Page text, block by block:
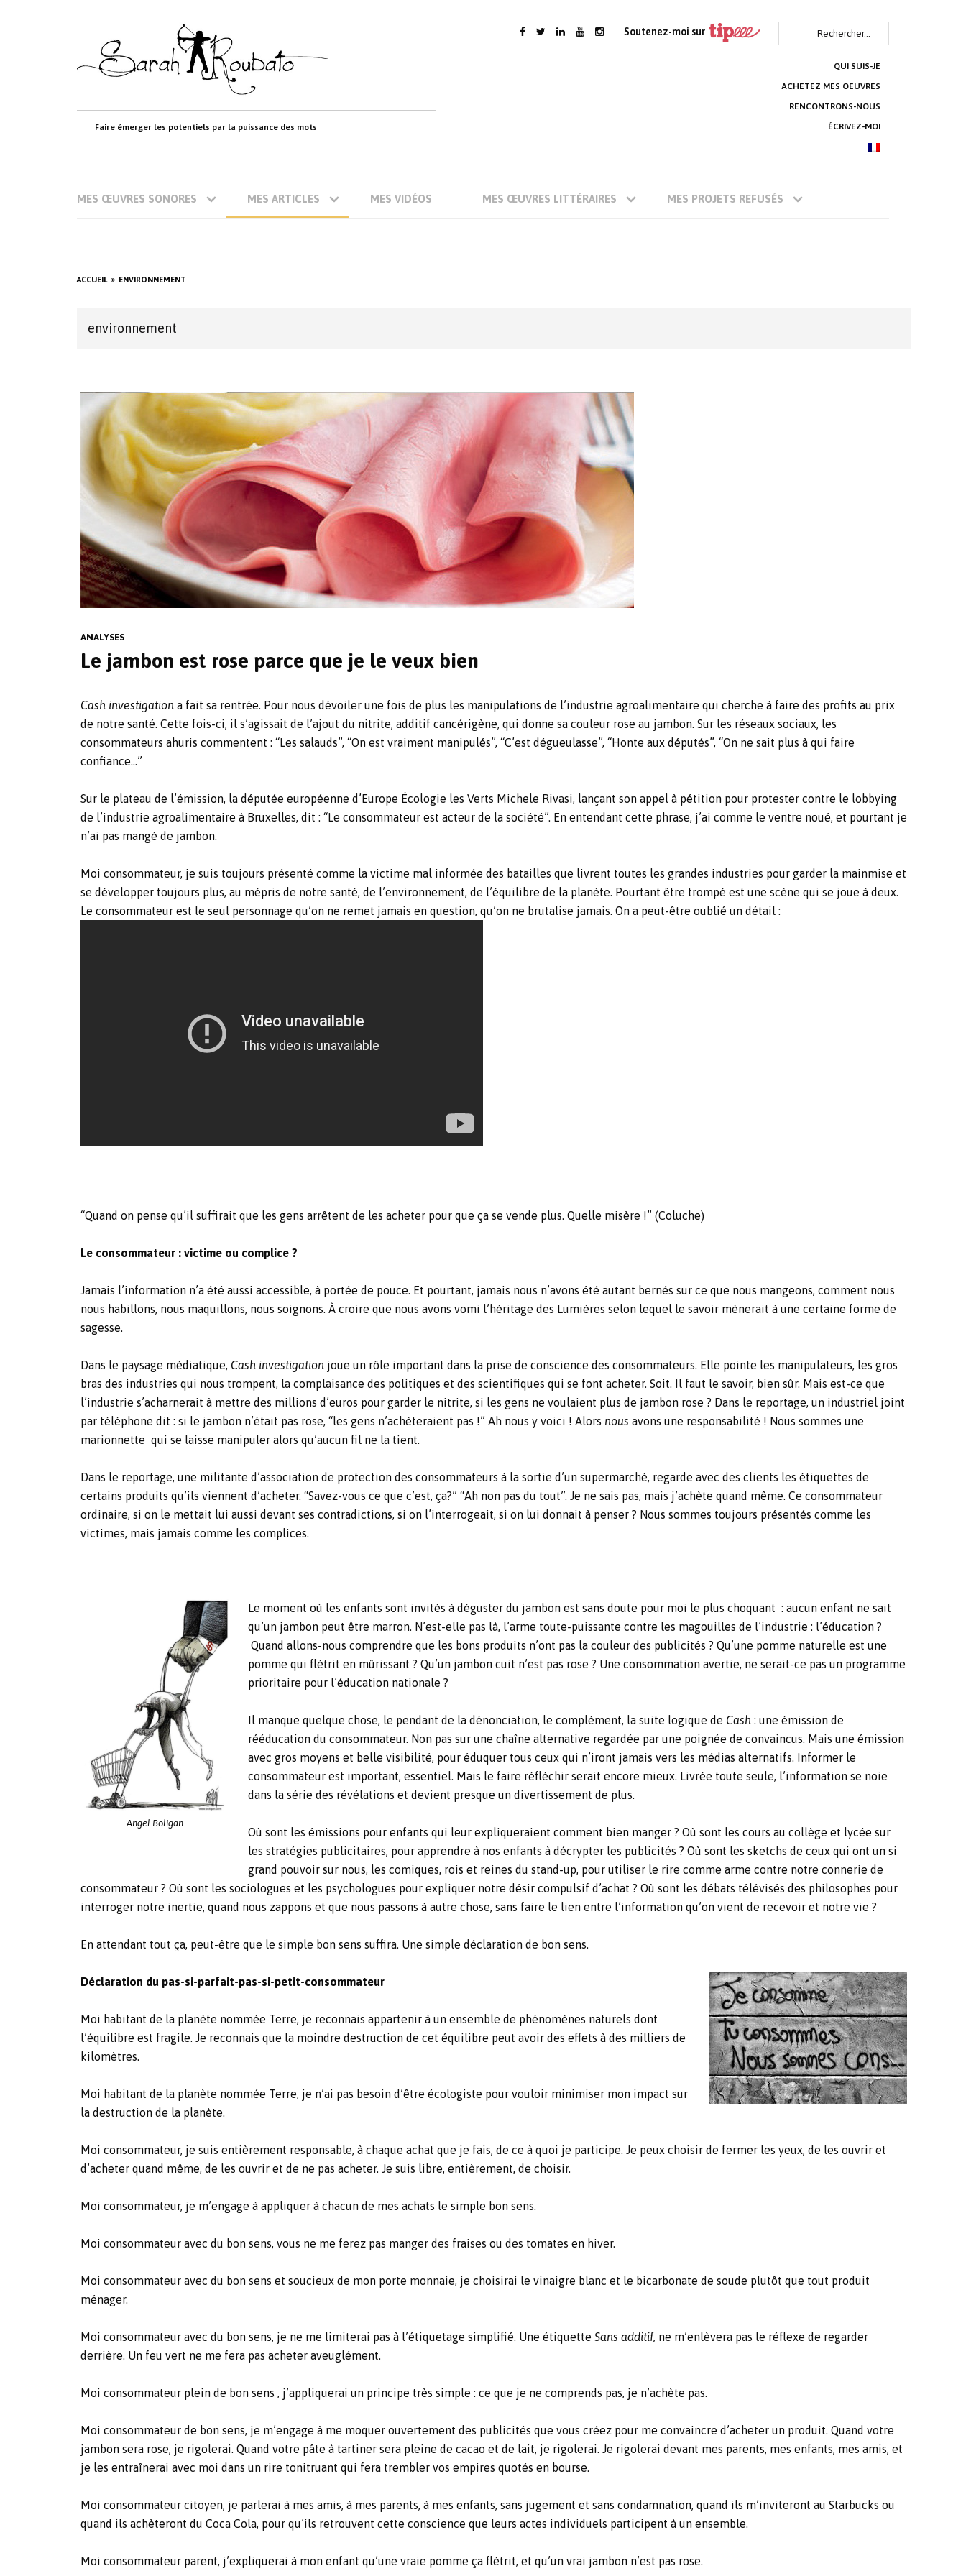
content
Faire émerger les potentiels par la puissance des mots
Soutenez-moi sur Rechercher :
QUI SUIS-JE
ACHETEZ MES OEUVRES
RENCONTRONS-NOUS
ÉCRIVEZ-MOI
MES ŒUVRES SONORES MES ARTICLES MES VIDÉOS MES ŒUVRES LITTÉRAIRES MES PROJETS REFUSÉS
ACCUEIL ENVIRONNEMENT
environnement
ANALYSES
Le jambon est rose parce que je le veux bien
Cash investigation a fait sa rentrée. Pour nous dévoiler une fois de plus les manipulations de l’industrie agroalimentaire qui cherche à faire des profits au prix
de notre santé. Cette fois-ci, il s’agissait de l’ajout du nitrite, additif cancérigène, qui donne sa couleur rose au jambon. Sur les réseaux sociaux, les
consommateurs ahuris commentent : “Les salauds”, “On est vraiment manipulés”, “C’est dégueulasse”, “Honte aux députés”, “On ne sait plus à qui faire
confiance…”
Sur le plateau de l’émission, la députée européenne d’Europe Écologie les Verts Michele Rivasi, lançant son appel à pétition pour protester contre le lobbying
de l’industrie agroalimentaire à Bruxelles, dit : “Le consommateur est acteur de la société”. En entendant cette phrase, j’ai comme le ventre noué, et pourtant je
n’ai pas mangé de jambon.
Moi consommateur, je suis toujours présenté comme la victime mal informée des batailles que livrent toutes les grandes industries pour garder la mainmise et
se développer toujours plus, au mépris de notre santé, de l’environnement, de l’équilibre de la planète. Pourtant être trompé est une scène qui se joue à deux.
Le consommateur est le seul personnage qu’on ne remet jamais en question, qu’on ne brutalise jamais. On a peut-être oublié un détail :
“Quand on pense qu’il suffirait que les gens arrêtent de les acheter pour que ça se vende plus. Quelle misère !” (Coluche)
Le consommateur : victime ou complice ?
Jamais l’information n’a été aussi accessible, à portée de pouce. Et pourtant, jamais nous n’avons été autant bernés sur ce que nous mangeons, comment nous
nous habillons, nous maquillons, nous soignons. À croire que nous avons vomi l’héritage des Lumières selon lequel le savoir mènerait à une certaine forme de
sagesse.
Dans le paysage médiatique, Cash investigation joue un rôle important dans la prise de conscience des consommateurs. Elle pointe les manipulateurs, les gros
bras des industries qui nous trompent, la complaisance des politiques et des scientifiques qui se font acheter. Soit. Il faut le savoir, bien sûr. Mais est-ce que
l’industrie s’acharnerait à mettre des millions d’euros pour garder le nitrite, si les gens ne voulaient plus de jambon rose ? Dans le reportage, un industriel joint
par téléphone dit : si le jambon n’était pas rose, “les gens n’achèteraient pas !” Ah nous y voici ! Alors nous avons une responsabilité ! Nous sommes une
marionnette qui se laisse manipuler alors qu’aucun fil ne la tient.
Dans le reportage, une militante d’association de protection des consommateurs à la sortie d’un supermarché, regarde avec des clients les étiquettes de
certains produits qu’ils viennent d’acheter. “Savez-vous ce que c’est, ça?” “Ah non pas du tout”. Je ne sais pas, mais j’achète quand même. Ce consommateur
ordinaire, si on le mettait lui aussi devant ses contradictions, si on l’interrogeait, si on lui donnait à penser ? Nous sommes toujours présentés comme les
victimes, mais jamais comme les complices.
Angel Boligan
Le moment où les enfants sont invités à déguster du jambon est sans doute pour moi le plus choquant : aucun enfant ne sait
qu’un jambon peut être marron. N’est-elle pas là, l’arme toute-puissante contre les magouilles de l’industrie : l’éducation ?
Quand allons-nous comprendre que les bons produits n’ont pas la couleur des publicités ? Qu’une pomme naturelle est une
pomme qui flétrit en mûrissant ? Qu’un jambon cuit n’est pas rose ? Une consommation avertie, ne serait-ce pas un programme
prioritaire pour l’éducation nationale ?
Il manque quelque chose, le pendant de la dénonciation, le complément, la suite logique de Cash : une émission de
rééducation du consommateur. Non pas sur une chaîne alternative regardée par une poignée de convaincus. Mais une émission
avec gros moyens et belle visibilité, pour éduquer tous ceux qui n’iront jamais vers les médias alternatifs. Informer le
consommateur est important, essentiel. Mais le faire réfléchir serait encore mieux. Livrée toute seule, l’information se noie
dans la série des révélations et devient presque un divertissement de plus.
Où sont les émissions pour enfants qui leur expliqueraient comment bien manger ? Où sont les cours au collège et lycée sur
les stratégies publicitaires, pour apprendre à nos enfants à décrypter les publicités ? Où sont les sketchs de ceux qui ont un si
grand pouvoir sur nous, les comiques, rois et reines du stand-up, pour utiliser le rire comme arme contre notre connerie de
consommateur ? Où sont les sociologues et les psychologues pour expliquer notre désir compulsif d’achat ? Où sont les débats télévisés des philosophes pour
interroger notre inertie, quand nous zappons et que nous passons à autre chose, sans faire le lien entre l’information qu’on vient de recevoir et notre vie ?
En attendant tout ça, peut-être que le simple bon sens suffira. Une simple déclaration de bon sens.
Déclaration du pas-si-parfait-pas-si-petit-consommateur
Moi habitant de la planète nommée Terre, je reconnais appartenir à un ensemble de phénomènes naturels dont
l’équilibre est fragile. Je reconnais que la moindre destruction de cet équilibre peut avoir des effets à des milliers de
kilomètres.
Moi habitant de la planète nommée Terre, je n’ai pas besoin d’être écologiste pour vouloir minimiser mon impact sur
la destruction de la planète.
Moi consommateur, je suis entièrement responsable, à chaque achat que je fais, de ce à quoi je participe. Je peux choisir de fermer les yeux, de les ouvrir et
d’acheter quand même, de les ouvrir et de ne pas acheter. Je suis libre, entièrement, de choisir.
Moi consommateur, je m’engage à appliquer à chacun de mes achats le simple bon sens.
Moi consommateur avec du bon sens, vous ne me ferez pas manger des fraises ou des tomates en hiver.
Moi consommateur avec du bon sens et soucieux de mon porte monnaie, je choisirai le vinaigre blanc et le bicarbonate de soude plutôt que tout produit
ménager.
Moi consommateur avec du bon sens, je ne me limiterai pas à l’étiquetage simplifié. Une étiquette Sans additif, ne m’enlèvera pas le réflexe de regarder
derrière. Un feu vert ne me fera pas acheter aveuglément.
Moi consommateur plein de bon sens , j’appliquerai un principe très simple : ce que je ne comprends pas, je n’achète pas.
Moi consommateur de bon sens, je m’engage à me moquer ouvertement des publicités que vous créez pour me convaincre d’acheter un produit. Quand votre
jambon sera rose, je rigolerai. Quand votre pâte à tartiner sera pleine de cacao et de lait, je rigolerai. Je rigolerai devant mes parents, mes enfants, mes amis, et
je les entraînerai avec moi dans un rire tonitruant qui fera trembler vos empires quotés en bourse.
Moi consommateur citoyen, je parlerai à mes amis, à mes parents, à mes enfants, sans jugement et sans condamnation, quand ils m’inviteront au Starbucks ou
quand ils achèteront du Coca Cola, pour qu’ils retrouvent cette conscience que leurs actes individuels participent à un ensemble.
Moi consommateur parent, j’expliquerai à mon enfant qu’une vraie pomme ça flétrit, et qu’un vrai jambon n’est pas rose.